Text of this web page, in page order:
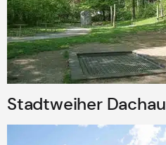
Stadtweiher Dachau